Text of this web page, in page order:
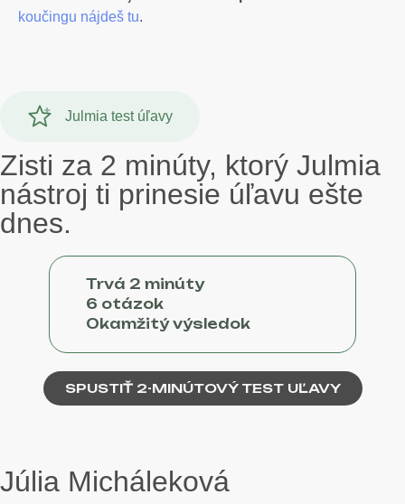
koučingu nájdeš tu.
Julmia test úľavy
Zisti za 2 minúty, ktorý Julmia
nástroj ti prinesie úľavu ešte
dnes.
Trvá 2 minúty
6 otázok
Okamžitý výsledok
SPUSTIŤ 2-MINÚTOVÝ TEST UĽAVY
Júlia Micháleková